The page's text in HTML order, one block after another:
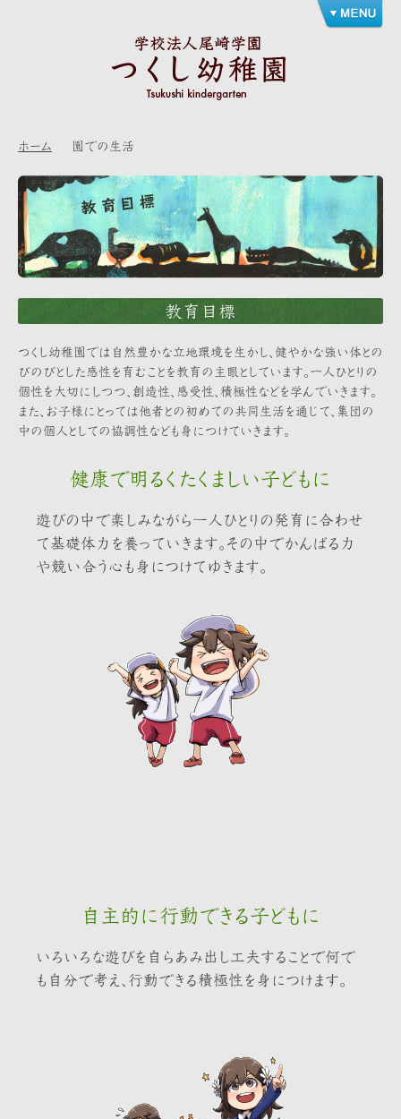
ホーム 園での生活
教育目標
つくし幼稚園では自然豊かな立地環境を生かし、健やかな強い体との
びのびとした感性を育むことを教育の主眼としています。一人ひとりの
個性を大切にしつつ、創造性、感受性、積極性などを学んでいきます。
また、お子様にとっては他者との初めての共同生活を通じて、集団の
中の個人としての協調性なども身につけていきます。
健康で明るくたくましい子どもに
遊びの中で楽しみながら一人ひとりの発育に合わせ
て基礎体力を養っていきます。その中でかんばる力
や競い合う心も身につけてゆきます。
自主的に行動できる子どもに
いろいろな遊びを自らあみ出し工夫することで何で
も自分で考え、行動できる積極性を身につけます。